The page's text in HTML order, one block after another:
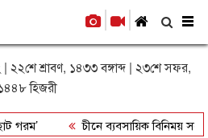
শ্রাবণ, ১৪৩৩ বঙ্গাব্দ | ২৩শে সফর,
হিজরী
গরম’
চীনে ব্যবসায়িক বিনিময়